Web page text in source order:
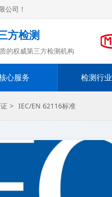
公司！
方检测
的权威第三方检测机构
心服务 检测行业
> IEC/EN 62116标准